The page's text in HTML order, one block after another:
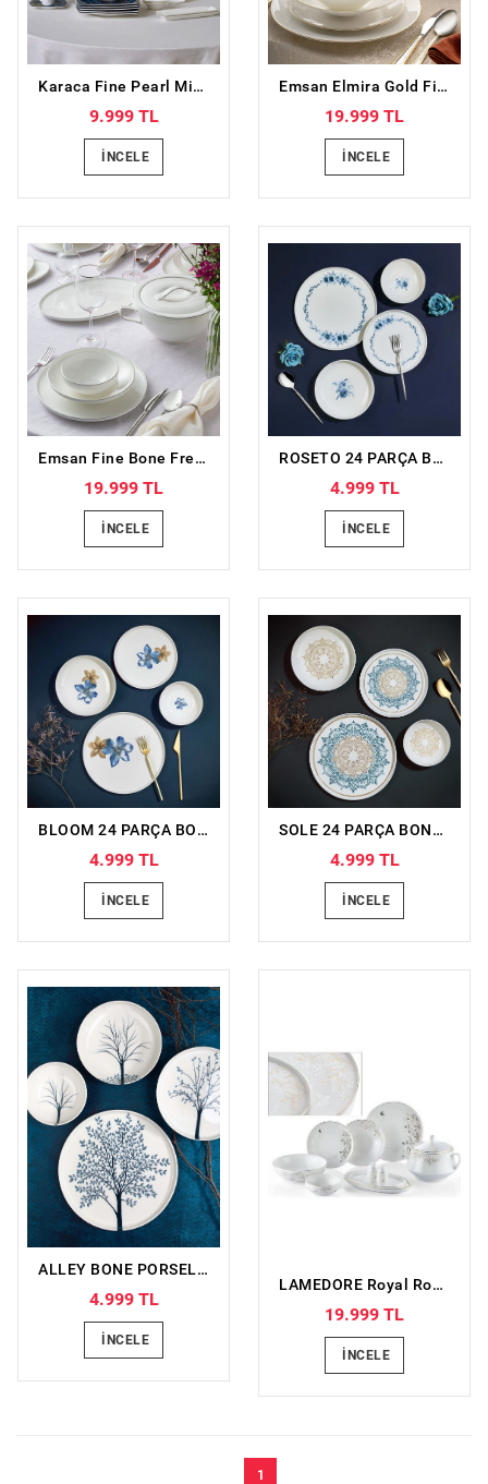
Karaca Fine Pearl Midnight 26 Parça 6 Kişilik Kahvaltı Takımı
9.999 TL
İNCELE
Emsan Elmira Gold Fine Bone 59 Parça 12 Kişilik Yemek Takımı
19.999 TL
İNCELE
Emsan Fine Bone Freya 60 Parça 12 Kişilik Yuvarlak Yemek Takımı Platin
19.999 TL
İNCELE
ROSETO 24 PARÇA BONE PORSELEN YEMEK TAKIMI
4.999 TL
İNCELE
BLOOM 24 PARÇA BONE PORSELEN YEMEK TAKIMI
4.999 TL
İNCELE
SOLE 24 PARÇA BONE PORSELEN YEMEK TAKIMI
4.999 TL
İNCELE
ALLEY BONE PORSELEN YEMEK TAKIMI
4.999 TL
İNCELE
LAMEDORE Royal Rose 59 Parça Yemek Takımı
19.999 TL
İNCELE
1